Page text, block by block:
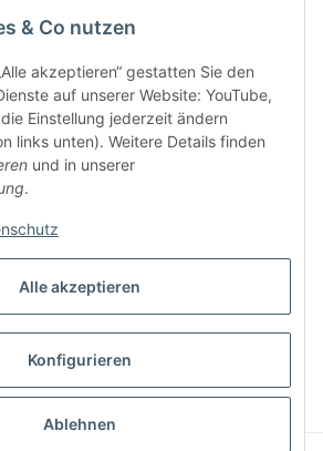
& Co nutzen
akzeptieren“ gestatten Sie den
auf unserer Website: YouTube,
Einstellung jederzeit ändern
links unten). Weitere Details finden
und in unserer
.
Alle akzeptieren
Konfigurieren
Ablehnen
Ihrer
zu Ihrem Produktsortiment per E-Mail zu.
und5%Rabatt-Guschein erhalten. Für Ihren
Gutschein erhalten Sie per Email nach der
Bestätigung Ihrer Email-Adresse
inkl. gesetzlicher USt., zzgl.Versand